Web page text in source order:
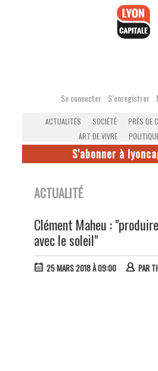
Se connecter S’enregistrer
ACTUALITÉS SOCIÉTÉ PRÈS DE
ART DE VIVRE
S'abonner à
ACTUALITÉ
Clément Maheu :
avec le soleil"
25 MARS 2018 À 09:00 PAR